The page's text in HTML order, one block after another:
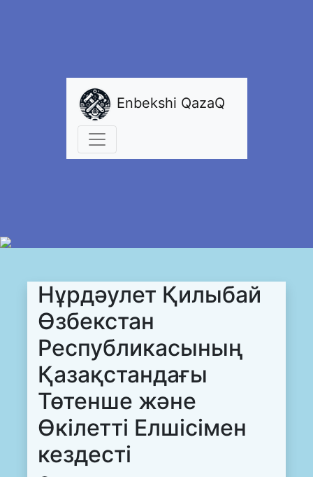
Enbekshi QazaQ
Нұрдәулет Қилыбай
Өзбекстан
Республикасының
Қазақстандағы
Төтенше және
Өкілетті Елшісімен
кездесті